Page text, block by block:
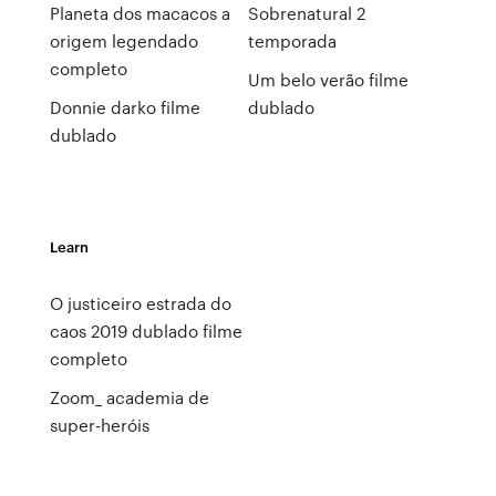
Planeta dos macacos a
origem legendado
completo
Donnie darko filme
dublado
Sobrenatural 2
temporada
Um belo verão filme
dublado
Learn
O justiceiro estrada do
caos 2019 dublado filme
completo
Zoom_ academia de
super-heróis